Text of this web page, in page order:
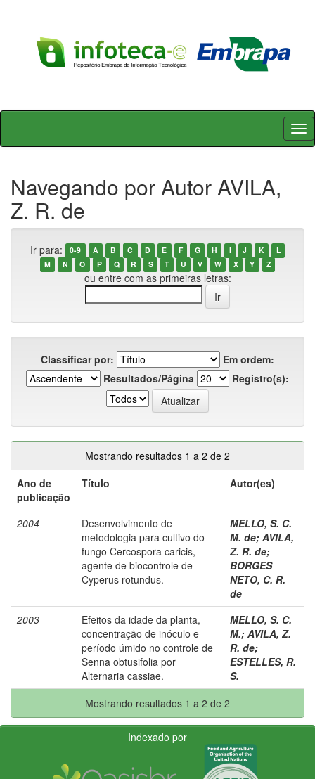
Skip
Navegando por Autor AVILA,
Z. R. de
Ir para: 0-9 A B C D E F G H I J K
L
M
N O P Q R S T U V W X Y Z
ou entre com as primeiras letras:
Classificar por:
Em ordem:
Resultados/Página
Registro(s):
Mostrando resultados 1 a 2 de 2
Ano de
publicação
Título Autor(es)
2004
Desenvolvimento de
metodologia para cultivo do
fungo Cercospora caricis,
agente de biocontrole de
Cyperus rotundus.
MELLO, S. C.
M. de; AVILA,
Z. R. de;
BORGES
NETO, C. R.
de
2003
Efeitos da idade da planta,
concentração de inóculo e
período úmido no controle de
Senna obtusifolia por
Alternaria cassiae.
MELLO, S. C.
M.; AVILA, Z.
R. de;
ESTELLES, R.
S.
Mostrando resultados 1 a 2 de 2
Indexado por